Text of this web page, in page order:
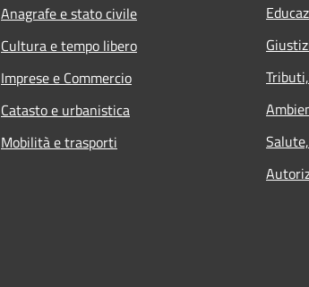
Anagrafe e stato civile
Cultura e tempo libero
Imprese e Commercio
Catasto e urbanistica
Mobilità e trasporti